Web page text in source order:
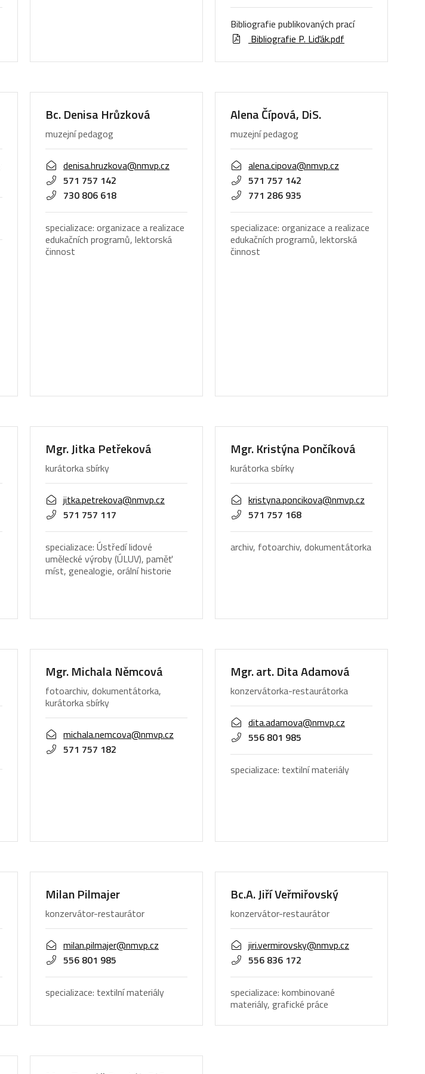
Bibliografie publikovaných prací
Bibliografie P. Liďák.pdf
Bc. Denisa Hrůzková
muzejní pedagog
denisa.hruzkova@nmvp.cz
571 757 142
730 806 618
specializace: organizace a realizace
edukačních programů, lektorská
činnost
Alena Čípová, DiS.
muzejní pedagog
alena.cipova@nmvp.cz
571 757 142
771 286 935
specializace: organizace a realizace
edukačních programů, lektorská
činnost
Mgr. Jitka Petřeková
kurátorka sbírky
jitka.petrekova@nmvp.cz
571 757 117
specializace: Ústředí lidové
umělecké výroby (ÚLUV), paměť
míst, genealogie, orální historie
Mgr. Kristýna Pončíková
kurátorka sbírky
kristyna.poncikova@nmvp.cz
571 757 168
archiv, fotoarchiv, dokumentátorka
Mgr. Michala Němcová
fotoarchiv, dokumentátorka,
kurátorka sbírky
michala.nemcova@nmvp.cz
571 757 182
Mgr. art. Dita Adamová
konzervátorka-restaurátorka
dita.adamova@nmvp.cz
556 801 985
specializace: textilní materiály
Milan Pilmajer
konzervátor-restaurátor
milan.pilmajer@nmvp.cz
556 801 985
specializace: textilní materiály
Bc.A. Jiří Veřmiřovský
konzervátor-restaurátor
jiri.vermirovsky@nmvp.cz
556 836 172
specializace: kombinované
materiály, grafické práce